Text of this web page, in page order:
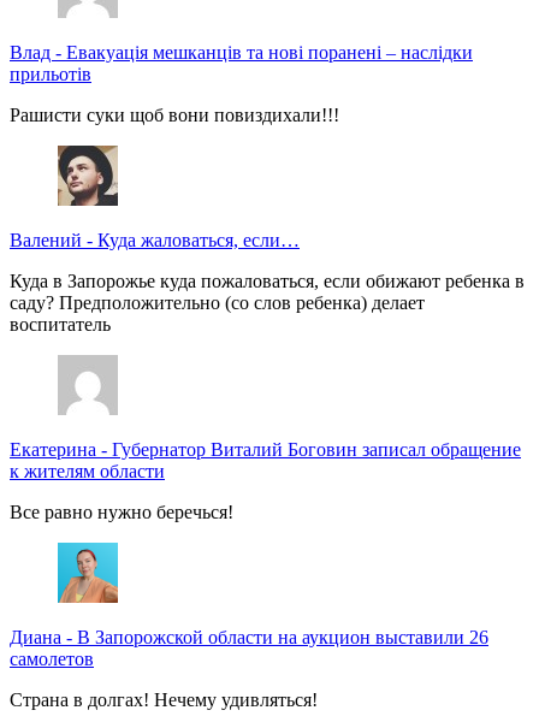
Влад - Евакуація мешканців та нові поранені – наслідки
прильотів
Рашисти суки щоб вони повиздихали!!!
Валений - Куда жаловаться, если…
Куда в Запорожье куда пожаловаться, если обижают ребенка в
саду? Предположительно (со слов ребенка) делает
воспитатель
Екатерина - Губернатор Виталий Боговин записал обращение
к жителям области
Все равно нужно беречься!
Диана - В Запорожской области на аукцион выставили 26
самолетов
Страна в долгах! Нечему удивляться!